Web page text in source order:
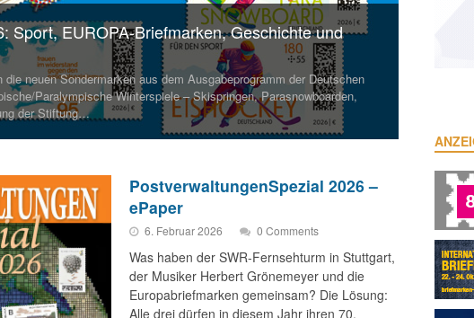
Sport, EUROPA-Briefmarken, Geschichte und
neuen Sondermarken aus dem Ausgabeprogramm der Deutschen
Paralympische Winterspiele – Skispringen, Parasnowboarden,
der Stiftung…
PostverwaltungenSpezial 2026 –
ePaper
6. Februar 2026 0 Comments
Was haben der SWR-Fernsehturm in Stuttgart,
der Musiker Herbert Grönemeyer und die
Europabriefmarken gemeinsam? Die Lösung:
Alle drei dürfen in diesem Jahr ihren 70.